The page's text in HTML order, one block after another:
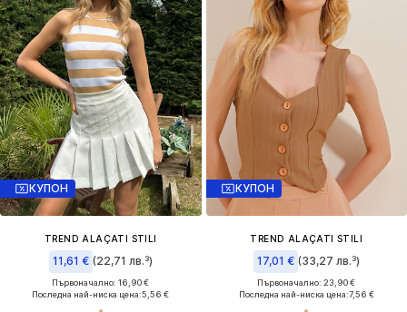
КУПОН
TREND ALAÇATI STILI
11,61 € (22,71 лв.³)
Първоначално: 16,90 €
Последна най-ниска цена:5,56 €
КУПОН
TREND ALAÇATI STILI
17,01 € (33,27 лв.³)
Първоначално: 23,90 €
Последна най-ниска цена:7,56 €